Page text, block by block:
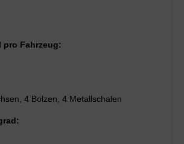
pro Fahrzeug:
4 Bolzen, 4 Metallschalen